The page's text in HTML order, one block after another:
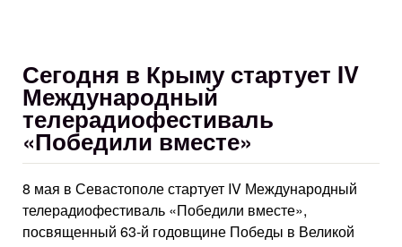
Сегодня в Крыму стартует IV
Международный
телерадиофестиваль
«Победили вместе»
8 мая в Севастополе стартует IV Международный
телерадиофестиваль «Победили вместе»,
посвященный 63-й годовщине Победы в Великой